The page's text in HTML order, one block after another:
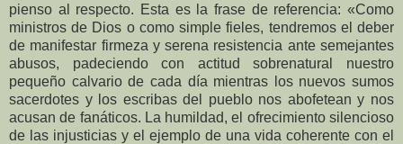
pienso al respecto. Esta es la frase de referencia: «Como
ministros de Dios o como simple fieles, tendremos el deber
de manifestar firmeza y serena resistencia ante semejantes
abusos, padeciendo con actitud sobrenatural nuestro
pequeño calvario de cada día mientras los nuevos sumos
sacerdotes y los escribas del pueblo nos abofetean y nos
acusan de fanáticos. La humildad, el ofrecimiento silencioso
de las injusticias y el ejemplo de una vida coherente con el